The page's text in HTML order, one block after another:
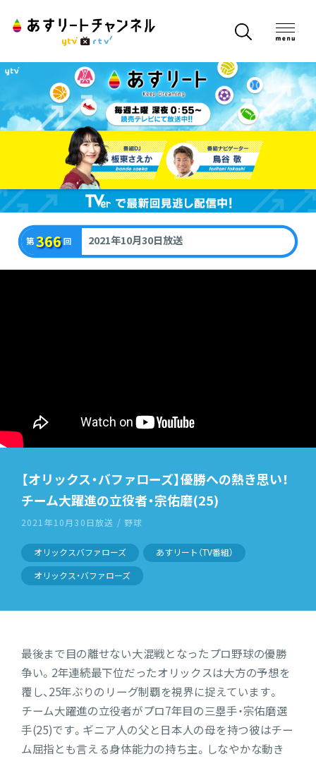
第366回 2021年10月30日放送
【オリックス・バファローズ】優勝への熱き思い！
チーム大躍進の立役者・宗佑磨(25)
2021年10月30日放送 / 野球
オリックスバファローズ
あすリート（TV番組）
オリックス・バファローズ
最後まで目の離せない大混戦となったプロ野球の優勝
争い。2年連続最下位だったオリックスは大方の予想を
覆し、25年ぶりのリーグ制覇を視界に捉えています。
チーム大躍進の立役者がプロ7年目の三塁手・宗佑磨選
手(25)です。ギニア人の父と日本人の母を持つ彼はチー
ム屈指とも言える身体能力の持ち主。しなやかな動き